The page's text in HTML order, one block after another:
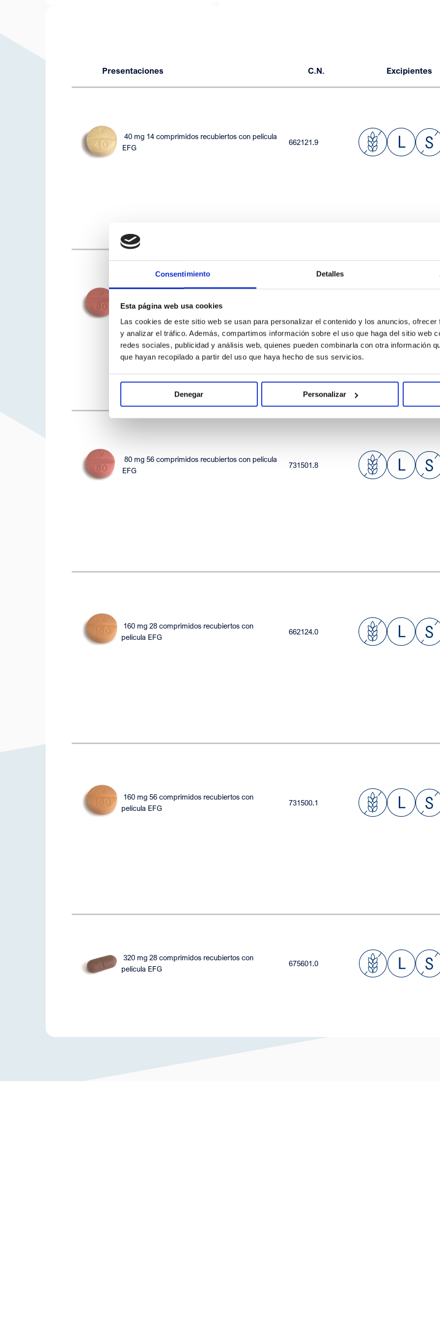
Consentimiento Detalles
Esta página web usa cookies
Las cookies de este sitio web se usan para personalizar el contenido y los anuncios,
y analizar el tráfico. Además, compartimos información sobre el uso que haga del sitio web
redes sociales, publicidad y análisis web, quienes pueden combinarla con otra información
que hayan recopilado a partir del uso que haya hecho de sus servicios.
Denegar Personalizar
Presentaciones C.N. Excipientes
40 mg 14 comprimidos recubiertos con película
EFG
662121.9
EFG
80 mg 56 comprimidos recubiertos con película
EFG
731501.8
160 mg 28 comprimidos recubiertos con
película EFG
662124.0
160 mg 56 comprimidos recubiertos con
película EFG
731500.1
320 mg 28 comprimidos recubiertos con
película EFG
675601.0